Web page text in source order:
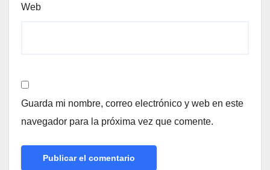
Web
Guarda mi nombre, correo electrónico y web en este
navegador para la próxima vez que comente.